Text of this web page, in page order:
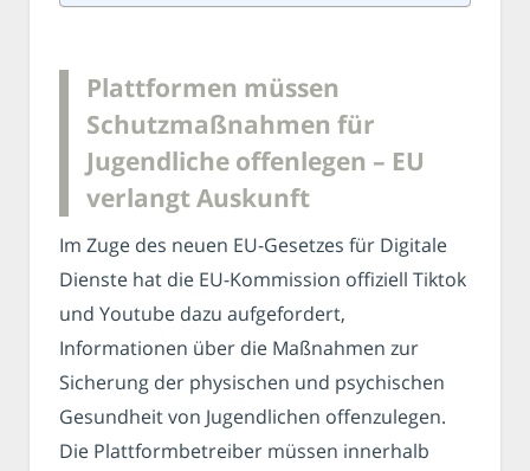
Plattformen müssen
Schutzmaßnahmen für
Jugendliche offenlegen – EU
verlangt Auskunft
Im Zuge des neuen EU-Gesetzes für Digitale
Dienste hat die EU-Kommission offiziell Tiktok
und Youtube dazu aufgefordert,
Informationen über die Maßnahmen zur
Sicherung der physischen und psychischen
Gesundheit von Jugendlichen offenzulegen.
Die Plattformbetreiber müssen innerhalb